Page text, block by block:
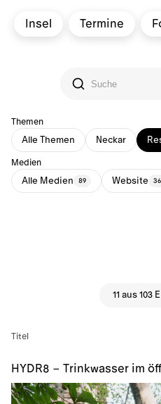
Insel Termine
Themen
Alle Themen Neckar
Medien
Alle Medien 89 Website 36
11 aus 103
Titel
HYDR8 – Trinkwasser im